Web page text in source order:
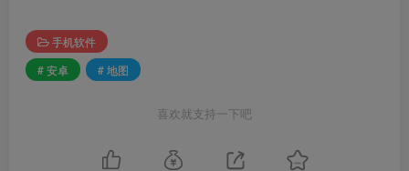
手机软件
# 安卓
# 地图
喜欢就支持一下吧